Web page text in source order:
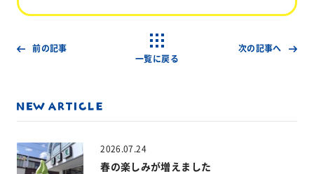
前の記事
一覧に戻る
次の記事へ
2026.07.24
春の楽しみが増えました